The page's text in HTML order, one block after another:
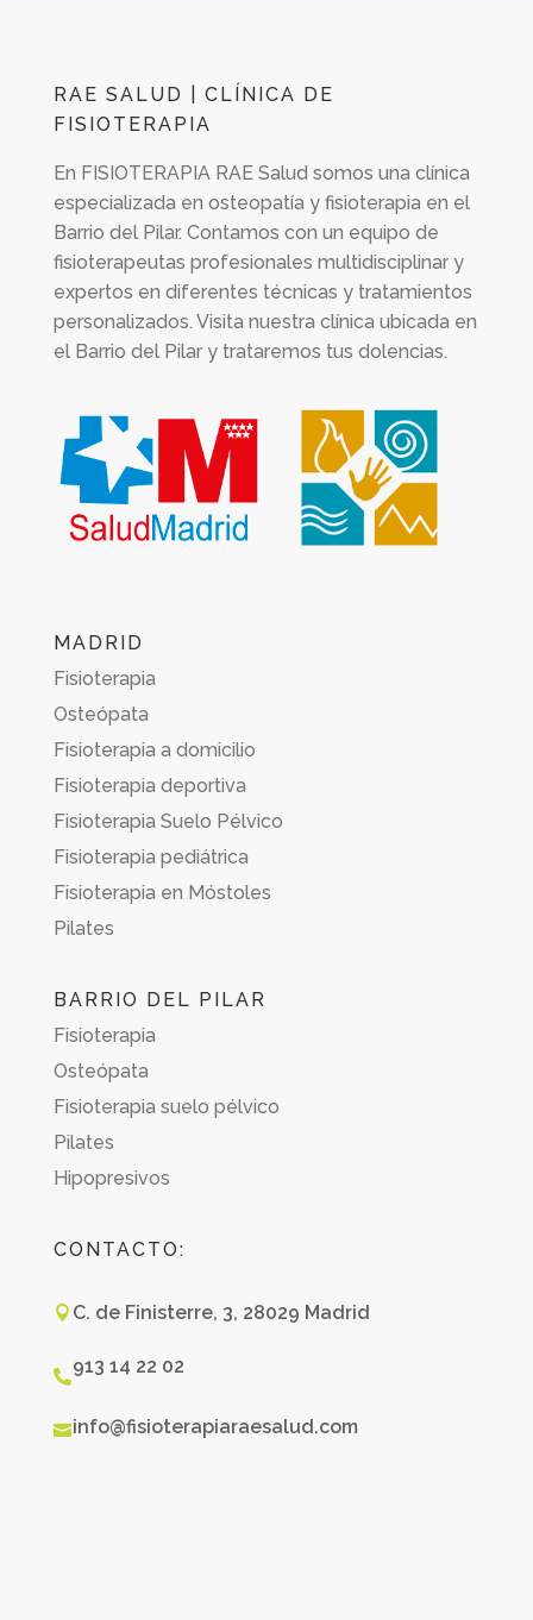
RAE SALUD | CLÍNICA DE
FISIOTERAPIA
En FISIOTERAPIA RAE Salud somos una clínica
especializada en osteopatía y fisioterapia en el
Barrio del Pilar. Contamos con un equipo de
fisioterapeutas profesionales multidisciplinar y
expertos en diferentes técnicas y tratamientos
personalizados. Visita nuestra clínica ubicada en
el Barrio del Pilar y trataremos tus dolencias.
MADRID
Fisioterapia
Osteópata
Fisioterapia a domicilio
Fisioterapia deportiva
Fisioterapia Suelo Pélvico
Fisioterapia pediátrica
Fisioterapia en Móstoles
Pilates
BARRIO DEL PILAR
Fisioterapia
Osteópata
Fisioterapia suelo pélvico
Pilates
Hipopresivos
CONTACTO:
 C. de Finisterre, 3, 28029 Madrid
913 14 22 02
info@fisioterapiaraesalud.com